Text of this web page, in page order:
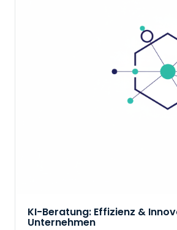
KI-Beratung: Effizienz &
Unternehmen